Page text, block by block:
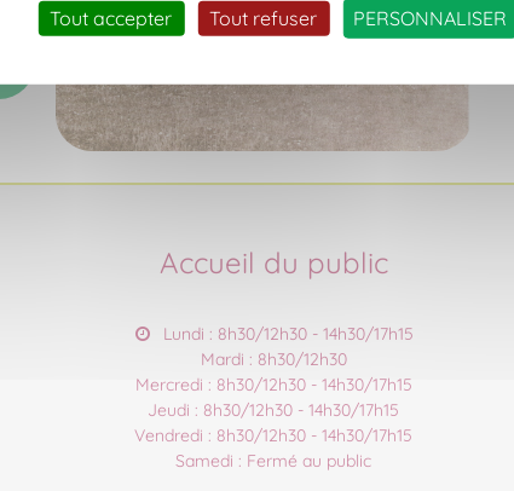
Accueil du public
Lundi : 8h30/12h30 - 14h30/17h15
Mardi : 8h30/12h30
Mercredi : 8h30/12h30 - 14h30/17h15
Jeudi : 8h30/12h30 - 14h30/17h15
Vendredi : 8h30/12h30 - 14h30/17h15
Samedi : Fermé au public
Tout accepter Tout refuser PERSONNALISER